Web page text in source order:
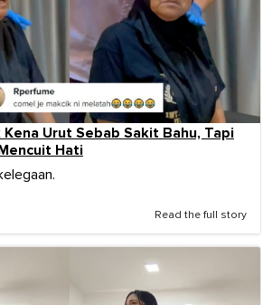
Kena Urut Sebab Sakit Bahu, Tapi
Hati
Read the full story